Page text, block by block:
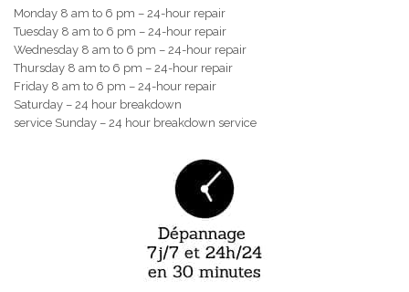
Monday 8 am to 6 pm – 24-hour repair
Tuesday 8 am to 6 pm – 24-hour repair
Wednesday 8 am to 6 pm – 24-hour repair
Thursday 8 am to 6 pm – 24-hour repair
Friday 8 am to 6 pm – 24-hour repair
Saturday – 24 hour breakdown
service Sunday – 24 hour breakdown service